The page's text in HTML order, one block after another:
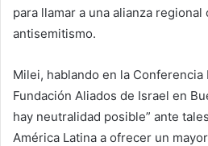
para llamar a una alianza
antisemitismo.
Milei, hablando en la Conferencia
Fundación Aliados de Israel en
hay neutralidad posible” ante
América Latina a ofrecer un